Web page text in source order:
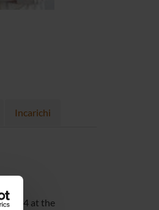
Incarichi
2014 at the